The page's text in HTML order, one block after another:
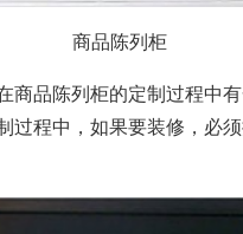
商品陈列柜
商品陈列柜的定制过程中
过程中，如果要装修，必